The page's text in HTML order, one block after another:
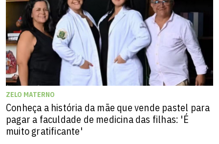
ZELO MATERNO
Conheça a história da mãe que vende pastel para
pagar a faculdade de medicina das filhas: 'É
muito gratificante'